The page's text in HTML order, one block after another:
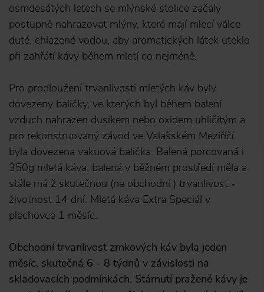
osmdesátých letech se mlýnské stolice začaly
postupně nahrazovat mlýny, které mají mlecí válce
duté, chlazené vodou, aby aromatických látek uteklo
při zahřátí kávy během mletí co nejméně.
Pro prodloužení trvanlivosti mletých káv byly
dovezeny baličky, ve kterých byl během balení
vzduch nahrazen dusíkem nebo oxidem uhličitým a
pro rekonstruovaný závod ve Valašském Meziříčí
byla dovezena vakuová balička. Balená porcovaná i
350g mletá káva, balená v běžném prostředí měla a
stále má ž skutečnou (ne obchodní ) trvanlivost -
životnost 14 dní. Mletá káva Extra Speciál v
plechovce 1 měsíc.
Obchodní trvanlivost zrnkových káv byla jeden
měsíc, skutečná 6 - 8 týdnů v závislosti na
skladovacích podmínkách. Stárnutí pražené kávy je